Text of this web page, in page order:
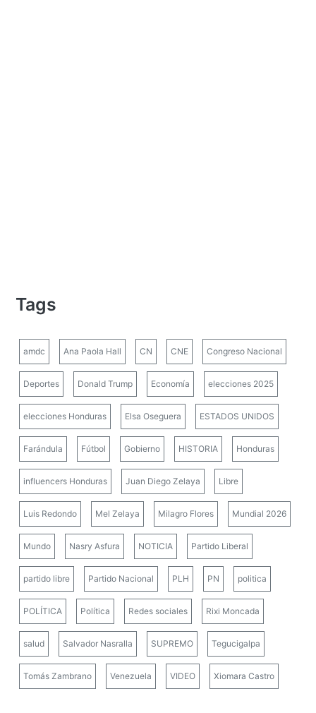
Tags
amdc Ana Paola Hall CN CNE Congreso Nacional
Deportes Donald Trump Economía elecciones 2025
elecciones Honduras Elsa Oseguera ESTADOS UNIDOS
Farándula Fútbol Gobierno HISTORIA Honduras
influencers Honduras Juan Diego Zelaya Libre
Luis Redondo Mel Zelaya Milagro Flores Mundial 2026
Mundo Nasry Asfura NOTICIA Partido Liberal
partido libre Partido Nacional PLH PN politica
POLÍTICA Política Redes sociales Rixi Moncada
salud Salvador Nasralla SUPREMO Tegucigalpa
Tomás Zambrano Venezuela VIDEO Xiomara Castro